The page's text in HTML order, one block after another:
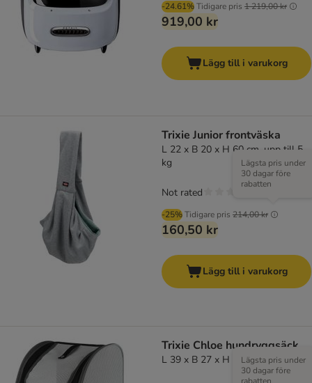
-24.61%Tidigare pris 1 219,00 kr
919,00 kr
Lägg till i varukorg
Trixie Junior frontväska
L 22 x B 20 x H 60 cm, upp till 5
kg
-25%Tidigare pris 214,00 kr
Lägsta pris under
30 dagar före
rabatten
160,50 kr
Not rated
Lägg till i varukorg
Trixie Chloe hundryggsäck
L 39 x B 27 x H 43 cmLägsta pris under
30 dagar före